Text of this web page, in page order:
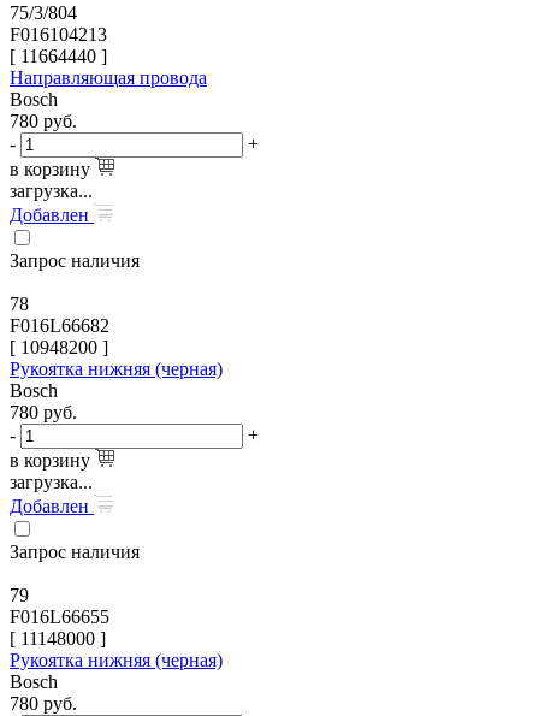
75/3/804
F016104213
[ 11664440 ]
Направляющая провода
Bosch
780 руб.
-
+
в корзину
загрузка...
Добавлен
Запрос наличия
78
F016L66682
[ 10948200 ]
Рукоятка нижняя (черная)
Bosch
780 руб.
-
+
в корзину
загрузка...
Добавлен
Запрос наличия
79
F016L66655
[ 11148000 ]
Рукоятка нижняя (черная)
Bosch
780 руб.